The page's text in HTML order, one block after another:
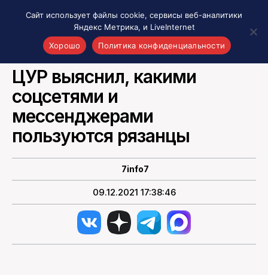
Акценты
Материалы о Рязани и области
Проекты 7 инфо
Здоровье
Интересное
Новости кино и ТВ
Новости России
Новости мира
Все материалы 7инфо
О НАС
ВСЕ СОБЫТИЯ РЯЗАНИ И ОБЛАСТИ
ЦУР выяснил, какими
соцсетями и
мессенджерами
пользуются рязанцы
7info7
09.12.2021 17:38:46
Сайт использует файлы cookie, сервисы веб-аналитики
Яндекс Метрика, и LiveInternet
Хорошо
Политика конфиденциальности